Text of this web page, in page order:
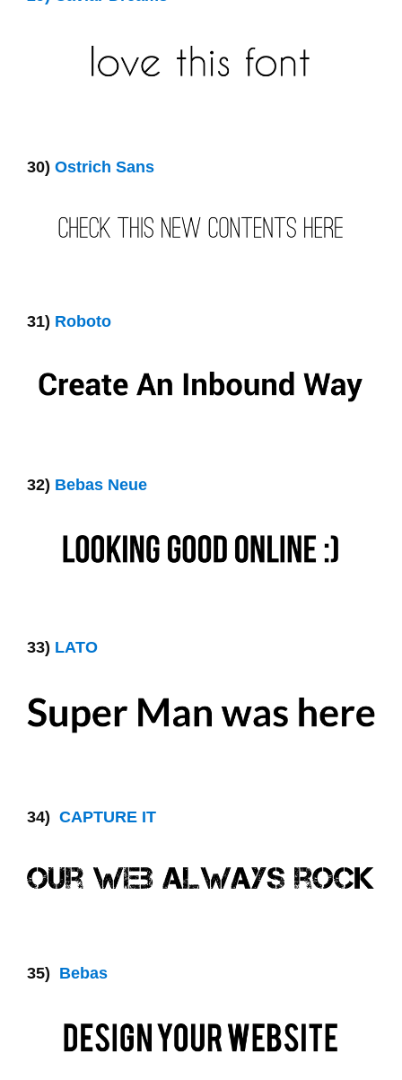
30) Ostrich Sans
31) Roboto
32) Bebas Neue
33) LATO
34) CAPTURE IT
35) Bebas